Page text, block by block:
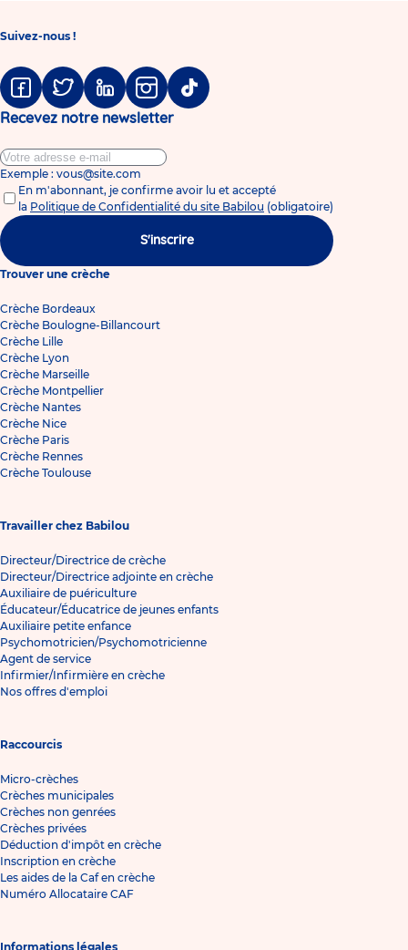
Suivez-nous !
FacebookTwitter LinkedinInstagramTiktok
Recevez notre newsletter
Exemple : vous@site.com
En m'abonnant, je confirme avoir lu et accepté
la Politique de Confidentialité du site Babilou (obligatoire)
S'inscrire
Trouver une crèche
Crèche Bordeaux
Crèche Boulogne-Billancourt
Crèche Lille
Crèche Lyon
Crèche Marseille
Crèche Montpellier
Crèche Nantes
Crèche Nice
Crèche Paris
Crèche Rennes
Crèche Toulouse
Travailler chez Babilou
Directeur/Directrice de crèche
Directeur/Directrice adjointe en crèche
Auxiliaire de puériculture
Éducateur/Éducatrice de jeunes enfants
Auxiliaire petite enfance
Psychomotricien/Psychomotricienne
Agent de service
Infirmier/Infirmière en crèche
Nos offres d'emploi
Raccourcis
Micro-crèches
Crèches municipales
Crèches non genrées
Crèches privées
Déduction d'impôt en crèche
Inscription en crèche
Les aides de la Caf en crèche
Numéro Allocataire CAF
Informations légales